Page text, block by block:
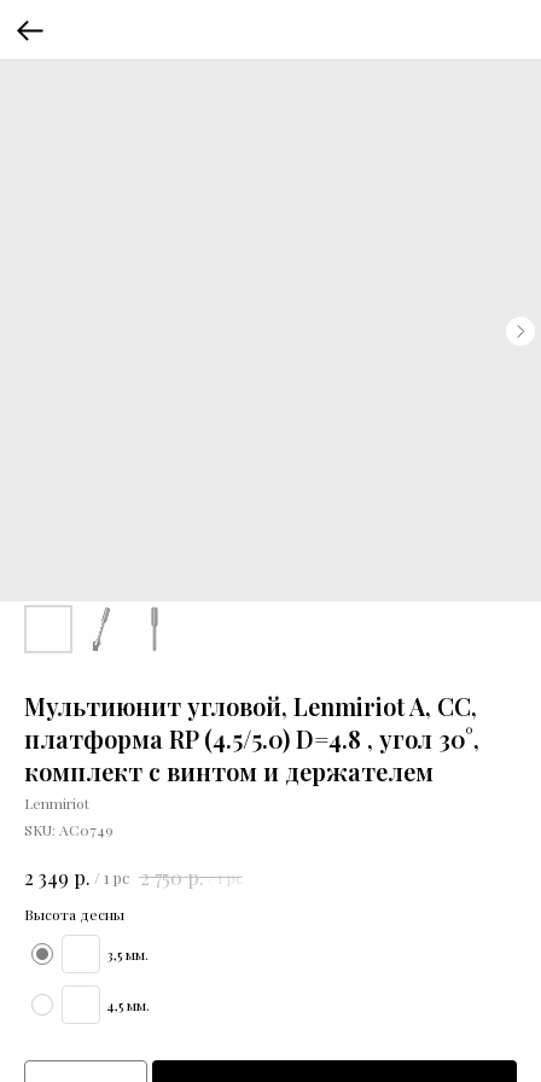
Мультиюнит угловой, Lenmiriot A, CC,
платформа RP (4.5/5.0) D=4.8 , угол 30°,
комплект с винтом и держателем
Lenmiriot
SKU: АС0749
2 349 р. / 1 pc 2 750р./1 pc
Высота десны
3,5 мм.
4,5 мм.